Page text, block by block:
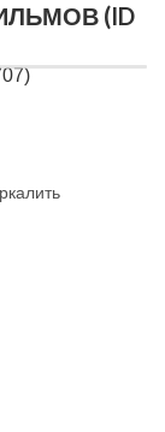
(ID